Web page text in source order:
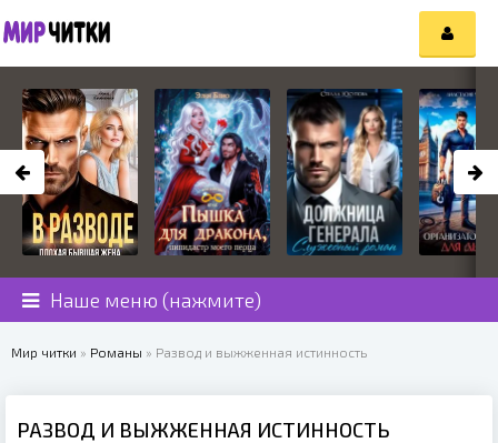
Наше меню (нажмите)
Мир читки » Романы » Развод и выжженная истинность
РАЗВОД И ВЫЖЖЕННАЯ ИСТИННОСТЬ